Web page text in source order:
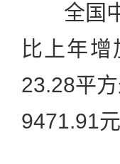
全国中
比上年
23.28平
9471.91